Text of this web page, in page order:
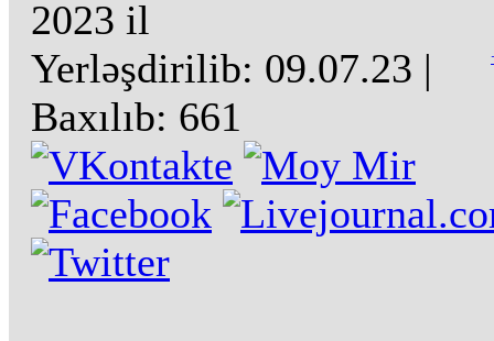
2023 il
Yerləşdirilib: 09.07.23 |
Baxılıb: 661